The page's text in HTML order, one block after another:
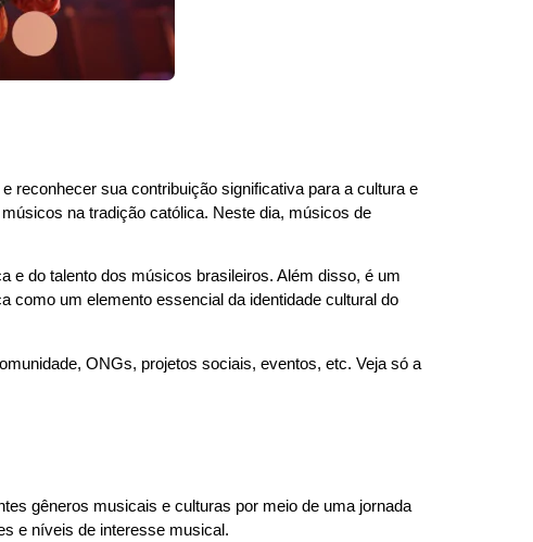
reconhecer sua contribuição significativa para a cultura e
na tradição católica. Neste dia, músicos de
e do talento dos músicos brasileiros. Além disso, é um
como um elemento essencial da identidade cultural do
ONGs, projetos sociais, eventos, etc. Veja só a
gêneros musicais e culturas por meio de uma jornada
e níveis de interesse musical.